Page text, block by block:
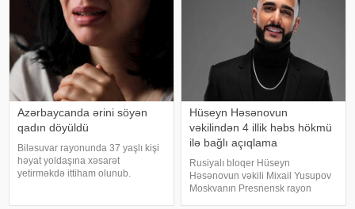
Azərbaycanda ərini söyən
qadın döyüldü
Biləsuvar rayonunda 37 yaşlı kişi
həyat yoldaşına xəsarət
yetirməkdə ittiham olunub.
Hüseyn Həsənovun
vəkilindən 4 illik həbs hökmü
ilə bağlı açıqlama
Rusiyalı bloqer Hüseyn
Həsənovun vəkili Mixail Yusupov
Moskvanın Presnensk rayon